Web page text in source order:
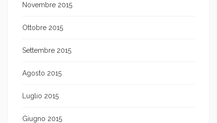
Novembre 2015
Ottobre 2015
Settembre 2015
Agosto 2015
Luglio 2015
Giugno 2015